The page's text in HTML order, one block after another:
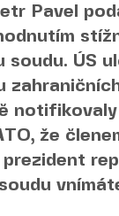
Pavel
soudu. ÚS
že
prezident